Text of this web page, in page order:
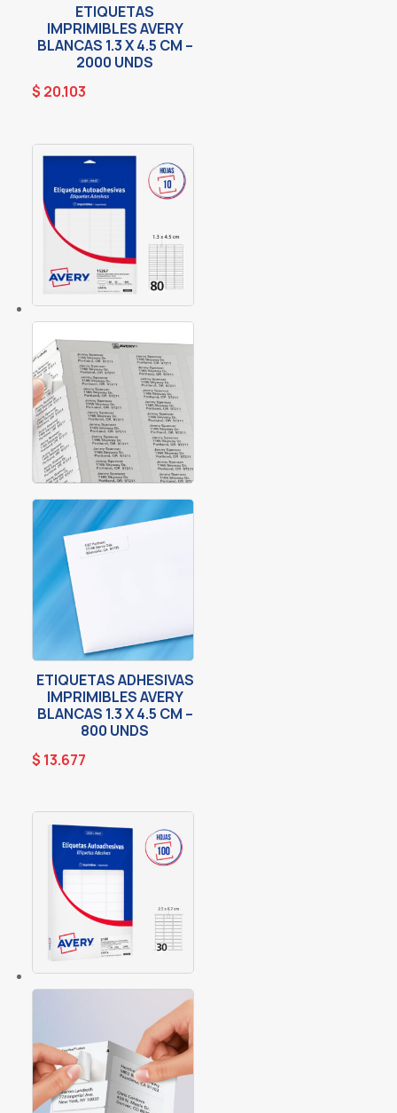
ETIQUETAS
IMPRIMIBLES AVERY
BLANCAS 1.3 X 4.5 CM –
2000 UNDS
$ 20.103
ETIQUETAS ADHESIVAS
IMPRIMIBLES AVERY
BLANCAS 1.3 X 4.5 CM –
800 UNDS
$ 13.677